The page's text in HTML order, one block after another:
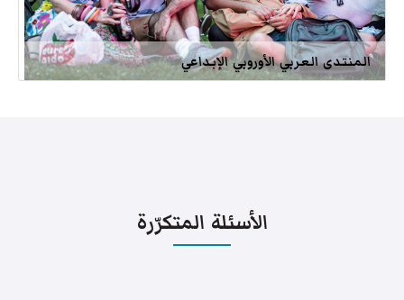
المنتدى العربي الأوروبي الإبداعي
الأسئلة المتكرّرة